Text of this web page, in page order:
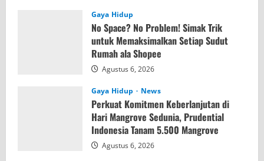
Gaya Hidup
No Space? No Problem! Simak Trik
untuk Memaksimalkan Setiap Sudut
Rumah ala Shopee
Agustus 6, 2026
Gaya Hidup News
Perkuat Komitmen Keberlanjutan di
Hari Mangrove Sedunia, Prudential
Indonesia Tanam 5.500 Mangrove
Agustus 6, 2026